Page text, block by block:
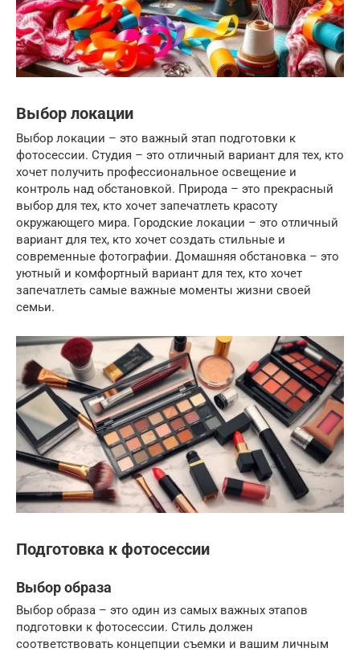
Выбор локации
Выбор локации – это важный этап подготовки к
фотосессии. Студия – это отличный вариант для тех, кто
хочет получить профессиональное освещение и
контроль над обстановкой. Природа – это прекрасный
выбор для тех, кто хочет запечатлеть красоту
окружающего мира. Городские локации – это отличный
вариант для тех, кто хочет создать стильные и
современные фотографии. Домашняя обстановка – это
уютный и комфортный вариант для тех, кто хочет
запечатлеть самые важные моменты жизни своей
семьи.
Подготовка к фотосессии
Выбор образа
Выбор образа – это один из самых важных этапов
подготовки к фотосессии. Стиль должен
соответствовать концепции съемки и вашим личным